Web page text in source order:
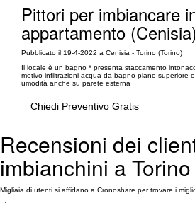
Pittori per imbiancare
appartamento
Pubblicato il 19-4-2022 a Cenisia - Torino (Torino)
Il locale è un bagno * presenta staccamento
motivo infiltrazioni acqua da bagno piano superiore
umodità anche su parete esterna
Chiedi Preventivo Gratis
Recensioni dei
imbianchini a Torino
Migliaia di utenti si affidano a Cronoshare per trovare i